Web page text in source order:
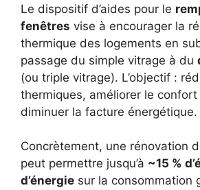
Le dispositif d’aides pour le
fenêtres vise à encourager la
thermique des logements en
passage du simple vitrage à du
(ou triple vitrage). L’objectif :
thermiques, améliorer le
diminuer la facture énergétique.
Concrètement, une rénovation
peut permettre jusqu’à ~15 % d’
d’énergie sur la consommation